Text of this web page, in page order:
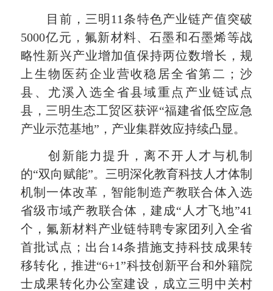
目前，三明11条特色产业链产值突破
5000亿元，氟新材料、石墨和石墨烯等战
略性新兴产业增加值保持两位数增长，规
上生物医药企业营收稳居全省第二；沙
县、尤溪入选全省县域重点产业链试点
县，三明生态工贸区获评“福建省低空应急
产业示范基地”，产业集群效应持续凸显。
创新能力提升，离不开人才与机制
的“双向赋能”。三明深化教育科技人才体制
机制一体改革，智能制造产教联合体入选
省级市域产教联合体，建成“人才飞地”41
个，氟新材料产业链特聘专家团列入全省
首批试点；出台14条措施支持科技成果转
移转化，推进“6+1”科技创新平台和外籍院
士成果转化办公室建设，成立三明中关村